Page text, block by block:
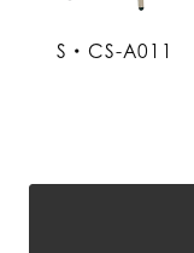
S・CS-A011